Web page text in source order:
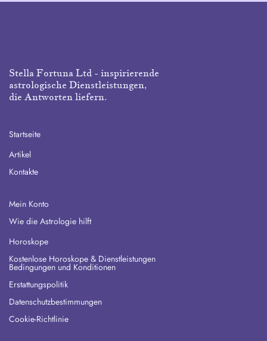
Stella Fortuna Ltd - inspirierende
astrologische Dienstleistungen,
die Antworten liefern.
Startseite
Artikel
Kontakte
Mein Konto
Wie die Astrologie hilft
Horoskope
Kostenlose Horoskope & Dienstleistungen
Bedingungen und Konditionen
Erstattungspolitik
Datenschutzbestimmungen
Cookie-Richtlinie